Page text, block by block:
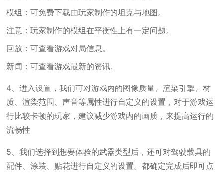
模组：可免费下载由玩家制作的坦克与地图。
注意：玩家制作的模组在平衡性上有一定问题。
回放：可查看游戏对局信息。
新闻：可查看游戏最新的资讯。
4、进入设置，我们可对游戏内的图像质量、渲染引擎、材
质、渲染范围、声音等属性进行自定义的设置，对于游戏运
行比较卡顿的玩家，建议减少游戏内的画质，来提高运行的
流畅性
5、我们选择到想要体验的武器类型后，还可对驾驶载具的
配件、涂装、贴花进行自定义的设置。都确定完成后即可点